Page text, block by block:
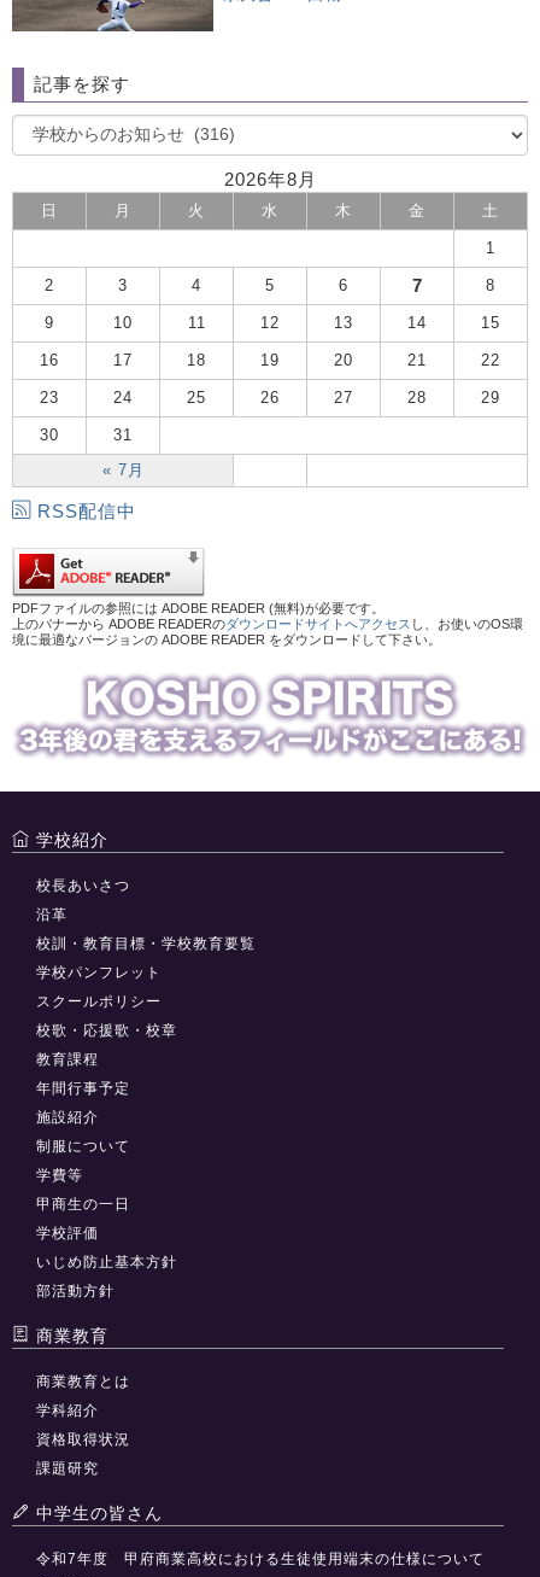
記事を探す
2026年8月
日 月 火 水 木 金 土
« 7月
1
2 3 4 5 6 7 8
9 10 11 12 13 14 15
16 17 18 19 20 21 22
23 24 25 26 27 28 29
30 31
RSS配信中
PDFファイルの参照には ADOBE READER (無料)が必要です。
上のバナーから ADOBE READERのダウンロードサイトへアクセス し、お使いのOS環
境に最適なバージョンの ADOBE READER をダウンロードして下さい。
学校紹介
校長あいさつ
沿革
校訓・教育目標・学校教育要覧
学校パンフレット
スクールポリシー
校歌・応援歌・校章
教育課程
年間行事予定
施設紹介
制服について
学費等
甲商生の一日
学校評価
いじめ防止基本方針
部活動方針
商業教育
商業教育とは
学科紹介
資格取得状況
課題研究
中学生の皆さん
令和7年度 甲府商業高校における生徒使用端末の仕様について